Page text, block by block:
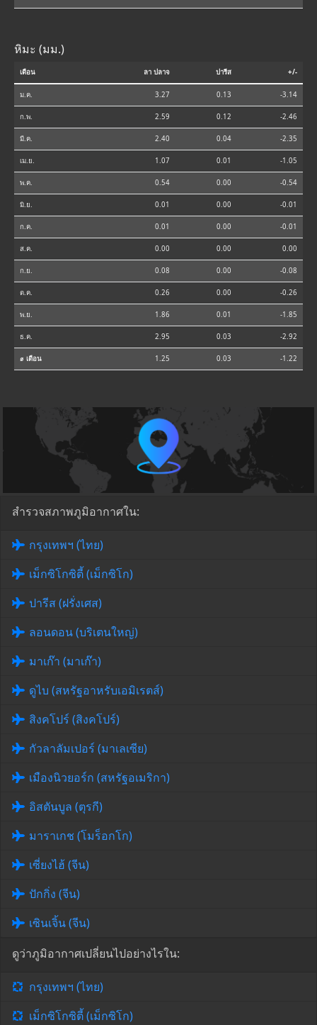
หิมะ (มม.)
เดือน ลา ปลาจ ปารีส +/-
ม.ค. 3.27 0.13 -3.14
ก.พ. 2.59 0.12 -2.46
มี.ค. 2.40 0.04 -2.35
เม.ย. 1.07 0.01 -1.05
พ.ค. 0.54 0.00 -0.54
มิ.ย. 0.01 0.00 -0.01
ก.ค. 0.01 0.00 -0.01
ส.ค. 0.00 0.00 0.00
ก.ย. 0.08 0.00 -0.08
ต.ค. 0.26 0.00 -0.26
พ.ย. 1.86 0.01 -1.85
ธ.ค. 2.95 0.03 -2.92
⌀ เดือน 1.25 0.03 -1.22
สำรวจสภาพภูมิอากาศใน:
กรุงเทพฯ (ไทย)
เม็กซิโกซิตี้ (เม็กซิโก)
ปารีส (ฝรั่งเศส)
ลอนดอน (บริเตนใหญ่)
มาเก๊า (มาเก๊า)
ดูไบ (สหรัฐอาหรับเอมิเรตส์)
สิงคโปร์ (สิงคโปร์)
กัวลาลัมเปอร์ (มาเลเซีย)
เมืองนิวยอร์ก (สหรัฐอเมริกา)
อิสตันบูล (ตุรกี)
มาราเกช (โมร็อกโก)
เซี่ยงไฮ้ (จีน)
ปักกิ่ง (จีน)
เซินเจิ้น (จีน)
ดูว่าภูมิอากาศเปลี่ยนไปอย่างไรใน:
กรุงเทพฯ (ไทย)
เม็กซิโกซิตี้ (เม็กซิโก)